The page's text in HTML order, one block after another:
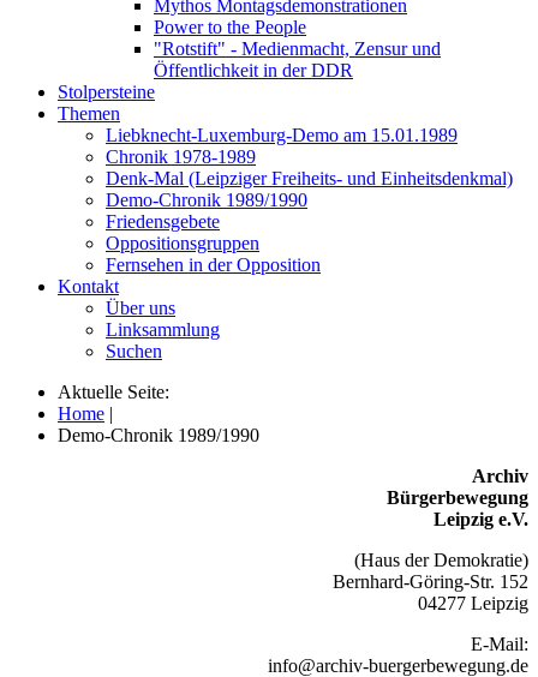
Mythos Montagsdemonstrationen
Power to the People
"Rotstift" - Medienmacht, Zensur und
Öffentlichkeit in der DDR
Stolpersteine
Themen
Liebknecht-Luxemburg-Demo am 15.01.1989
Chronik 1978-1989
Denk-Mal (Leipziger Freiheits- und Einheitsdenkmal)
Demo-Chronik 1989/1990
Friedensgebete
Oppositionsgruppen
Fernsehen in der Opposition
Kontakt
Über uns
Linksammlung
Suchen
Aktuelle Seite:
Home |
Demo-Chronik 1989/1990
Archiv
Bürgerbewegung
Leipzig e.V.
(Haus der Demokratie)
Bernhard-Göring-Str. 152
04277 Leipzig
E-Mail:
info@archiv-buergerbewegung.de